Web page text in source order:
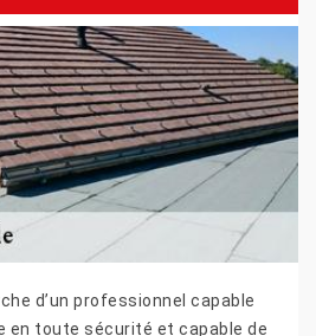
d’un professionnel capable
en toute sécurité et capable de